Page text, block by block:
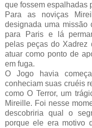
que fossem espalhadas
Para as noviças
designada uma missão
para Paris e lá
pelas peças do Xadrez
atuar como ponto de
em fuga.
O Jogo havia
conheciam suas cruéis
como O Terror, um
Mireille. Foi nesse
descobriria qual o
porque ele era motivo